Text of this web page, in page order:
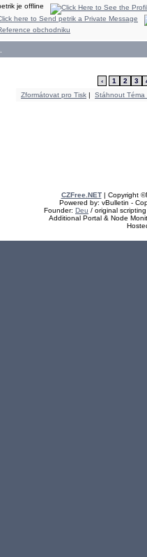
‹ 1 2 3
Zformátovat pro Tisk | Stáhnout Téma
CZFree.NET| Copyright
Powered by: vBulletin -
Founder: Deu / original
Additional Portal & Node